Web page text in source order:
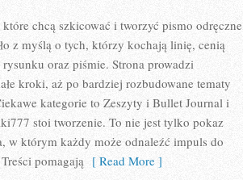
chcą szkicować i tworzyć pismo odręczne
z myślą o tych, którzy kochają linię, cenią
oraz piśmie. Strona prowadzi
kroki, aż po bardziej rozbudowane tematy
kategorie to Zeszyty i Bullet Journal i
stoi tworzenie. To nie jest tylko pokaz
w którym każdy może odnaleźć impuls do
pomagają [ Read More ]